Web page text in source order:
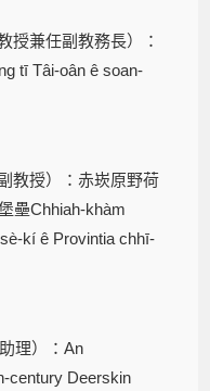
授兼任副教務長）：
tī Tâi-oân ê soan-
教授）：赤崁原野荷
壘Chhiah-khàm
kí ê Provintia chhī-
理）：An
century Deerskin